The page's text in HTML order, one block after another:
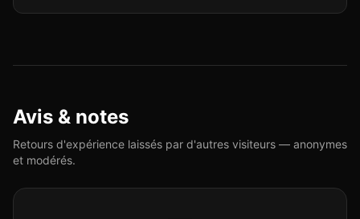
Avis & notes
Retours d'expérience laissés par d'autres visiteurs — anonymes
et modérés.